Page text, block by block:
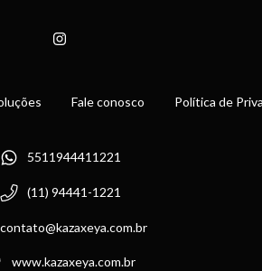
Fale conosco Política de
5511944411221
(11) 94441-1221
contato@kazaxeya.com.br
www.kazaxeya.com.br